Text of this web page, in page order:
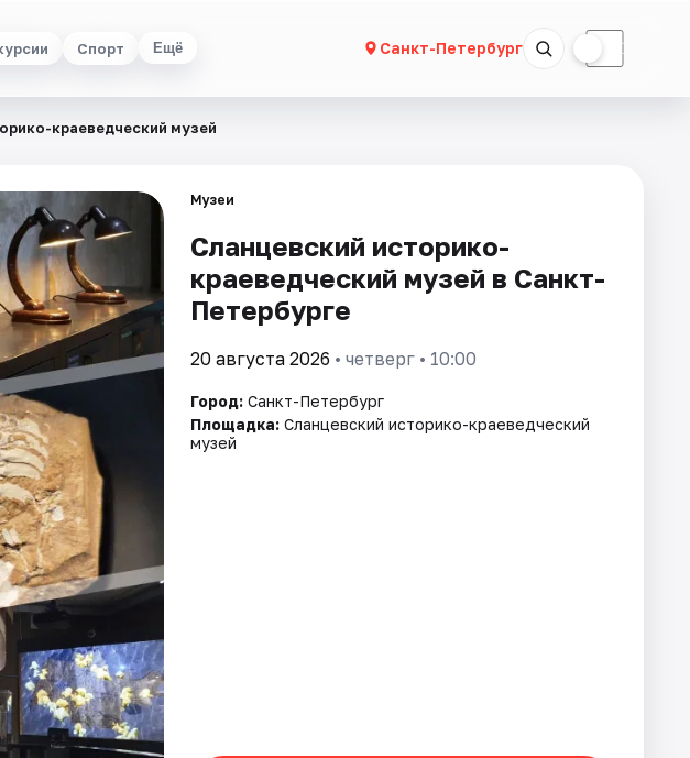
Спорт Ещё Санкт-Петербург ☾
краеведческий музей
Музеи
Сланцевский историко-
краеведческий музей в Санкт-
Петербурге
20 августа 2026 • четверг • 10:00
Город: Санкт-Петербург
Площадка: Сланцевский историко-краеведческий
музей